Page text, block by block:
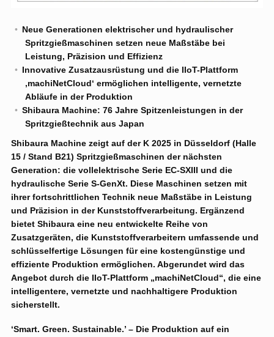
Neue Generationen elektrischer und hydraulischer
Spritzgießmaschinen setzen neue Maßstäbe bei
Leistung, Präzision und Effizienz
Innovative Zusatzausrüstung und die IIoT-Plattform
‚machiNetCloud‘ ermöglichen intelligente, vernetzte
Abläufe in der Produktion
Shibaura Machine: 76 Jahre Spitzenleistungen in der
Spritzgießtechnik aus Japan
Shibaura Machine zeigt auf der K 2025 in Düsseldorf (Halle
15 / Stand B21) Spritzgießmaschinen der nächsten
Generation: die vollelektrische Serie EC-SXIII und die
hydraulische Serie S-GenXt. Diese Maschinen setzen mit
ihrer fortschrittlichen Technik neue Maßstäbe in Leistung
und Präzision in der Kunststoffverarbeitung. Ergänzend
bietet Shibaura eine neu entwickelte Reihe von
Zusatzgeräten, die Kunststoffverarbeitern umfassende und
schlüsselfertige Lösungen für eine kostengünstige und
effiziente Produktion ermöglichen. Abgerundet wird das
Angebot durch die IIoT-Plattform „machiNetCloud“, die eine
intelligentere, vernetzte und nachhaltigere Produktion
sicherstellt.
‘Smart. Green. Sustainable.’ – Die Produktion auf ein